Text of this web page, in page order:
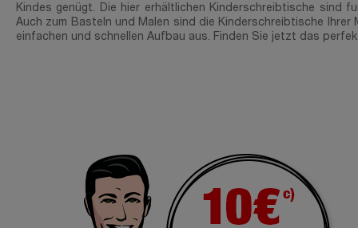
Kindes genügt. Die hier erhältlichen Kinderschreibtische sind
Auch zum Basteln und Malen sind die Kinderschreibtische
einfachen und schnellen Aufbau aus. Finden Sie jetzt das